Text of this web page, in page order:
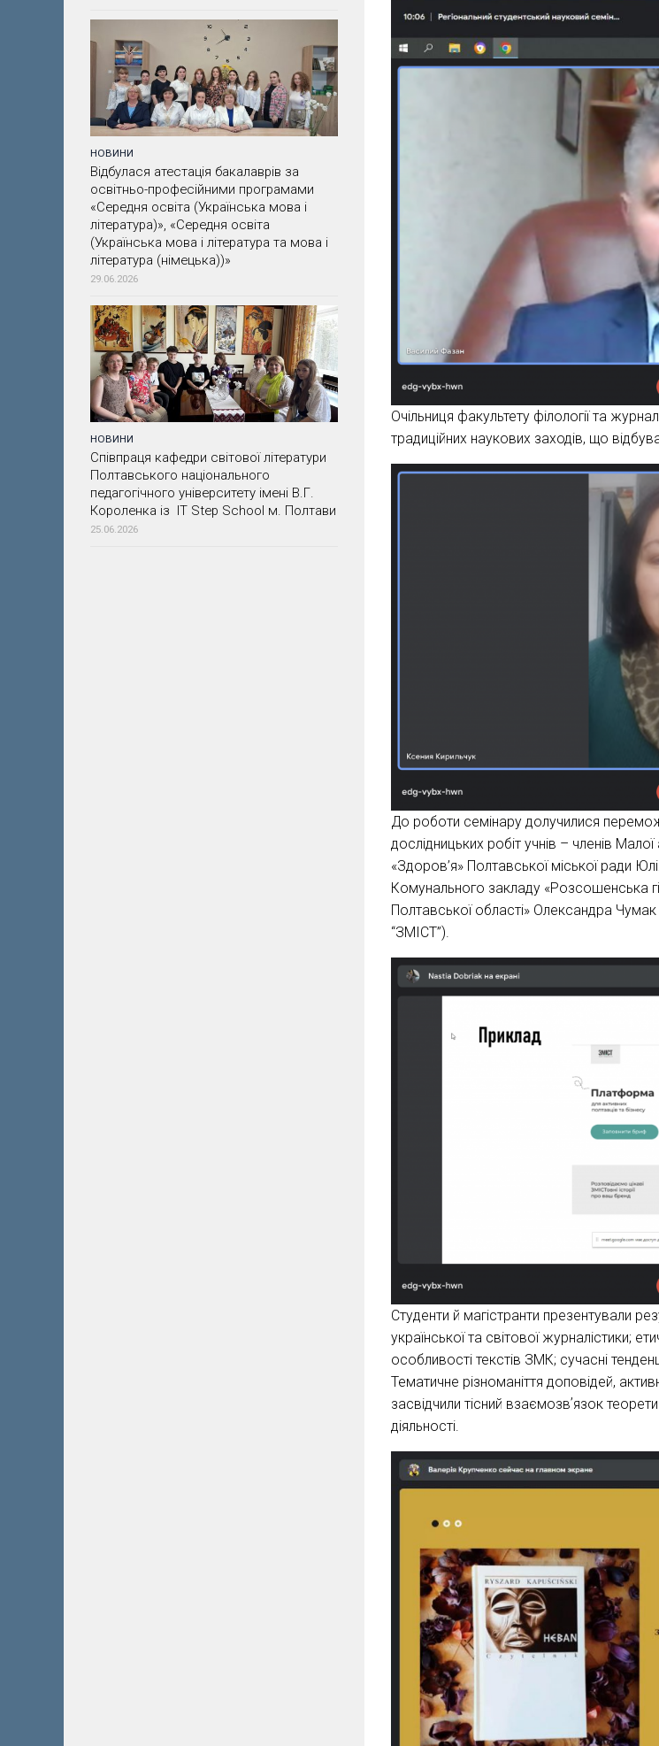
Очільниця факультету філології та
традиційних наукових заходів, що
До роботи семінару долучилися
дослідницьких робіт учнів – членів
«Здоров’я» Полтавської міської ради
Комунального закладу «Розсошенська
Полтавської області» Олександра
“ЗМІСТ”).
Студенти й магістранти презентували
української та світової журналістики;
особливості текстів ЗМК; сучасні
Тематичне різноманіття доповідей,
засвідчили тісний взаємозвʼязок
діяльності.
НОВИНИ
Відбулася атестація бакалаврів за
освітньо-професійними програмами
«Середня освіта (Українська мова і
література)», «Середня освіта
(Українська мова і література та мова і
література (німецька))»
29.06.2026
НОВИНИ
Співпраця кафедри світової літератури
Полтавського національного
педагогічного університету імені В.Г.
Короленка із IT Step School м. Полтави
25.06.2026